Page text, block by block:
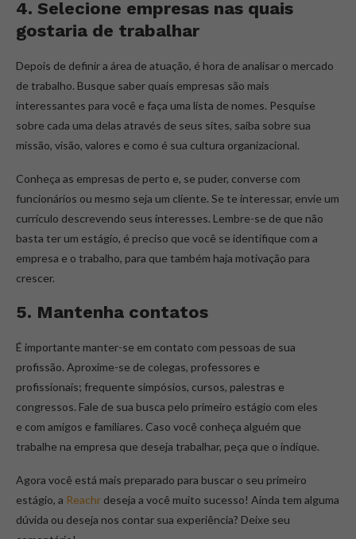
4. Selecione empresas nas quais
gostaria de trabalhar
Depois de definir a área de atuação, é hora de analisar o mercado
de trabalho. Busque saber quais empresas são mais
interessantes para você e faça uma lista de nomes. Pesquise
sobre cada uma delas através de seus sites, saiba sobre sua
missão, visão, valores e como é sua cultura organizacional.
Conheça as empresas de perto e, se puder, converse com
funcionários ou mesmo seja um cliente. Se te interessar, envie um
currículo descrevendo seus interesses. Lembre-se de que não
basta ter um estágio, é preciso que você se identifique com a
empresa e o trabalho, para que também haja motivação para
crescer.
5. Mantenha contatos
É importante manter-se em contato com pessoas de sua
profissão. Aproxime-se de colegas, professores e
profissionais; frequente simpósios, cursos, palestras e
congressos. Fale de sua busca pelo primeiro estágio com eles
e com amigos e familiares. Caso você conheça alguém que
trabalhe na empresa que deseja trabalhar, peça que o indique.
Agora você está mais preparado para buscar o seu primeiro
estágio, a Reachr deseja a você muito sucesso! Ainda tem alguma
dúvida ou deseja nos contar sua experiência? Deixe seu